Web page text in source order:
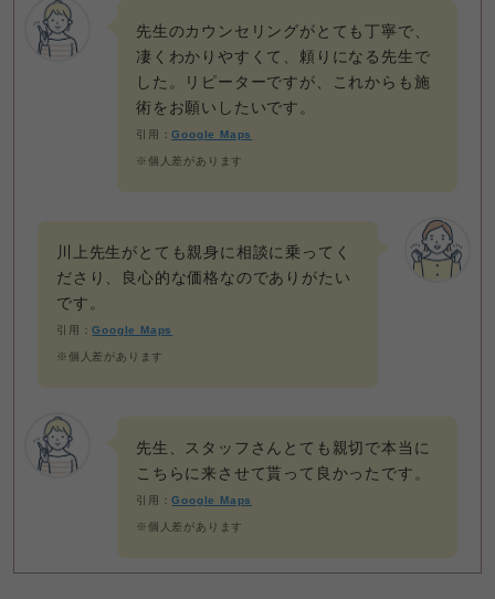
先生のカウンセリングがとても丁寧で、
凄くわかりやすくて、頼りになる先生で
した。リピーターですが、これからも施
術をお願いしたいです。
引用：Google Maps
※個人差があります
川上先生がとても親身に相談に乗ってく
ださり、良心的な価格なのでありがたい
です。
引用：Google Maps
※個人差があります
先生、スタッフさんとても親切で本当に
こちらに来させて貰って良かったです。
引用：Google Maps
※個人差があります